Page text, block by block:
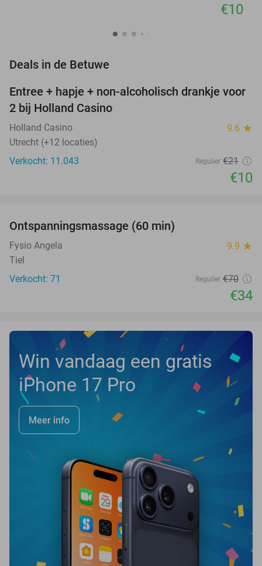
€10
Deals in de Betuwe
52%
Entree + hapje + non-alcoholisch drankje voor
2 bij Holland Casino
Holland Casino 9.6 star
Utrecht (+12 locaties)
Verkocht: 11.043
Regulier €21
€10
Ontspanningsmassage (60 min)
Fysio Angela 9.9 star
Tiel
Verkocht: 71
Regulier €70
€34
Win vandaag een gratis
iPhone 17 Pro
Meer info